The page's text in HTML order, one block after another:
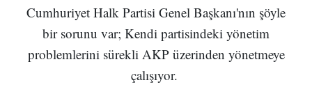
Cumhuriyet Halk Partisi Genel Başkanı'nın şöyle
bir sorunu var; Kendi partisindeki yönetim
problemlerini sürekli AKP üzerinden yönetmeye
çalışıyor.